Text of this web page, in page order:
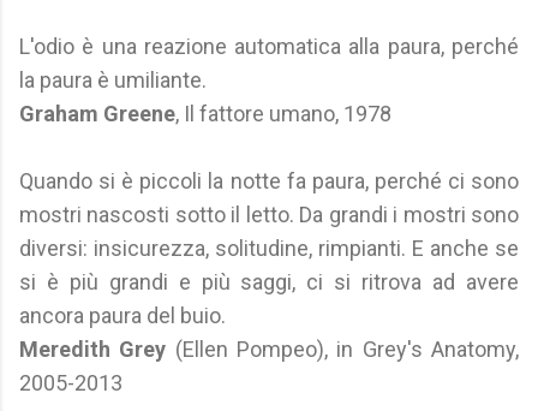
L'odio è una reazione automatica alla paura, perché
la paura è umiliante.
Graham Greene, Il fattore umano, 1978
Quando si è piccoli la notte fa paura, perché ci sono
mostri nascosti sotto il letto. Da grandi i mostri sono
diversi: insicurezza, solitudine, rimpianti. E anche se
si è più grandi e più saggi, ci si ritrova ad avere
ancora paura del buio.
Meredith Grey (Ellen Pompeo), in Grey's Anatomy,
2005-2013